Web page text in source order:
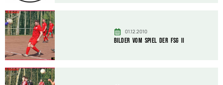
01.12.2010
Bilder vom Spiel der FSG II